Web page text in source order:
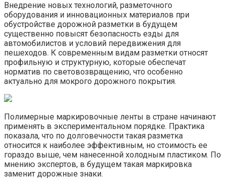
Внедрение новых технологий, разметочного
оборудования и инновационных материалов при
обустройстве дорожной разметки в будущем
существенно повысят безопасность езды для
автомобилистов и условий передвижения для
пешеходов. К современным видам разметки относят
профильную и структурную, которые обеспечат
норматив по световозвращению, что особенно
актуально для мокрого дорожного покрытия.
Полимерные маркировочные ленты в стране начинают
применять в экспериментальном порядке. Практика
показала, что по долговечности такая разметка
относится к наиболее эффективным, но стоимость ее
гораздо выше, чем нанесенной холодным пластиком. По
мнению экспертов, в будущем такая маркировка
заменит дорожные знаки.